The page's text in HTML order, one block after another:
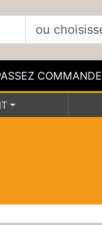
COMMANDE